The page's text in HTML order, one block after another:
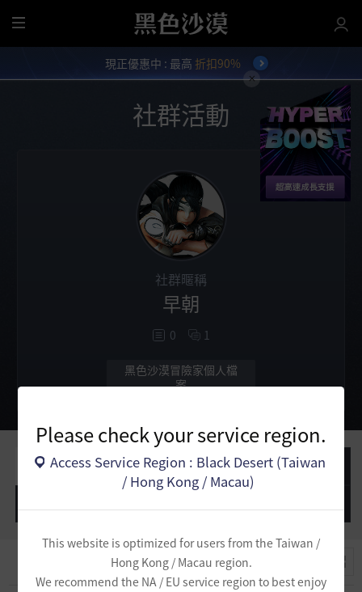
Please check your service region.
Access Service Region : Black Desert (Taiwan
/ Hong Kong / Macau)
This website is optimized for users from the Taiwan /
Hong Kong / Macau region.
We recommend the NA / EU service region to best enjoy
全
部
單
現正優惠中 : 最高 折扣90%
社群活動
社群暱稱
早朝
0 1
黑色沙漠冒險家個人檔
案
撰寫的文章 撰寫的意見